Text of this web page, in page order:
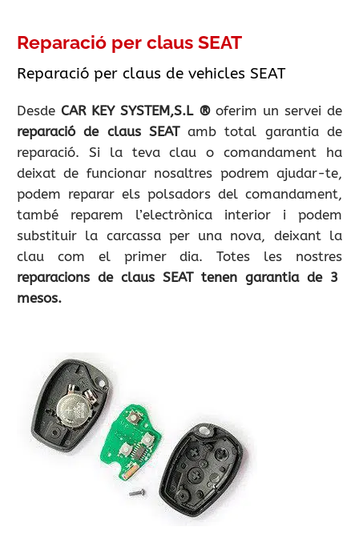
Reparació per claus SEAT
Reparació per claus de vehicles SEAT
Desde CAR KEY SYSTEM,S.L ®oferim un servei de
reparació de claus SEATamb total garantia de
reparació. Si la teva clau o comandament ha
deixat de funcionar nosaltres podrem ajudar-te,
podem reparar els polsadors del comandament,
també reparem l’electrònica interior i podem
substituir la carcassa per una nova, deixant la
clau com el primer dia. Totes les nostres
reparacions de claus SEAT tenen garantia de 3
mesos.